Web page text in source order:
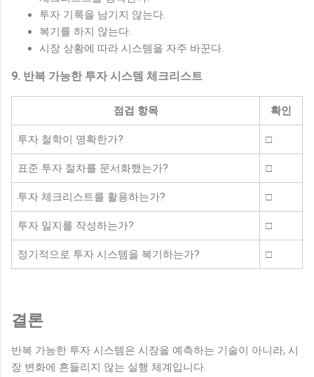
투자 기록을 남기지 않는다.
복기를 하지 않는다.
시장 상황에 따라 시스템을 자주 바꾼다.
9. 반복 가능한 투자 시스템 체크리스트
점검 항목 확인
투자 철학이 명확한가? □
표준 투자 절차를 문서화했는가? □
투자 체크리스트를 활용하는가? □
투자 일지를 작성하는가? □
정기적으로 투자 시스템을 복기하는가? □
결론
반복 가능한 투자 시스템은 시장을 예측하는 기술이 아니라, 시
장 변화에 흔들리지 않는 실행 체계입니다.